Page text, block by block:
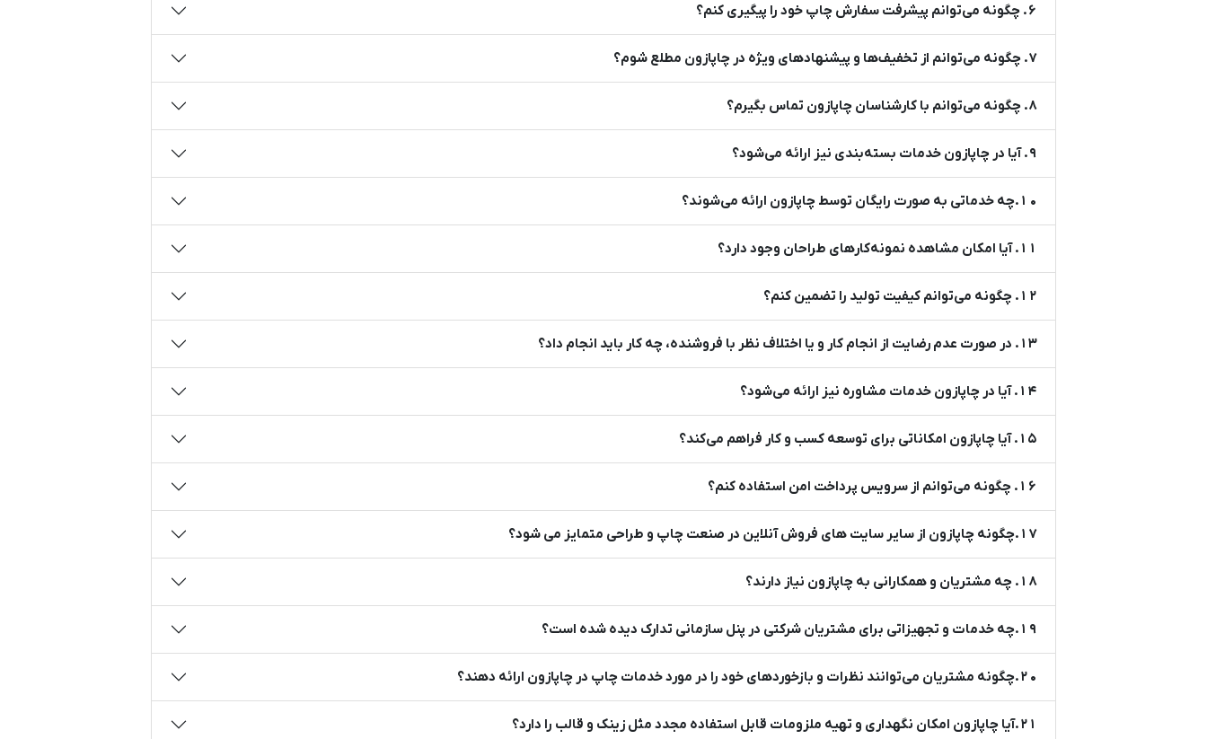
6. چگونه می‌توانم پیشرفت سفارش چاپ خود را پیگیری کنم؟
7. چگونه می‌توانم از تخفیف‌ها و پیشنهادهای ویژه در چاپازون مطلع شوم؟
8. چگونه می‌توانم با کارشناسان چاپازون تماس بگیرم؟
9. آیا در چاپازون خدمات بسته‌بندی نیز ارائه می‌شود؟
10.چه خدماتی به صورت رایگان توسط چاپازون ارائه می‌شوند؟
11. آیا امکان مشاهده نمونه‌کارهای طراحان وجود دارد؟
12. چگونه می‌توانم کیفیت تولید را تضمین کنم؟
13. در صورت عدم رضایت از انجام کار و یا اختلاف نظر با فروشنده، چه کار باید انجام داد؟
14. آیا در چاپازون خدمات مشاوره نیز ارائه می‌شود؟
15. آیا چاپازون امکاناتی برای توسعه کسب و کار فراهم می‌کند؟
16. چگونه می‌توانم از سرویس پرداخت امن استفاده کنم؟
17.چگونه چاپازون از سایر سایت های فروش آنلاین در صنعت چاپ و طراحی متمایز می شود؟
18. چه مشتریان و همکارانی به چاپازون نیاز دارند؟
19.چه خدمات و تجهیزاتی برای مشتریان شرکتی در پنل سازمانی تدارک دیده شده است؟
20.چگونه مشتریان می‌توانند نظرات و بازخوردهای خود را در مورد خدمات چاپ در چاپازون ارائه دهند؟
21.آیا چاپازون امکان نگهداری و تهیه ملزومات قابل استفاده مجدد مثل زینک و قالب را دارد؟